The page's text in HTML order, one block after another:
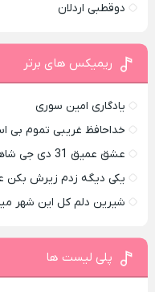
دوقطبی اردلان
ریمیکس های برتر
یادگاری امین سوری
خداحافظ غریبی تموم بی
عشق عمیق 31 دی جی شاهین
یکی دیگه زدم زیرش بکن
شیرین دلم کل این شهر
پلی لیست ها